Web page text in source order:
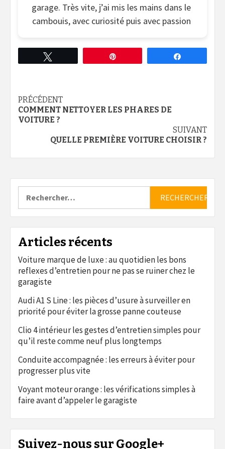
garage. Très vite, j’ai mis les mains dans le
cambouis, avec curiosité puis avec passion
Continue
Reading
PRÉCÉDENT
COMMENT NETTOYER LES PHARES DE
VOITURE ?
SUIVANT
QUELLE PREMIÈRE VOITURE CHOISIR ?
Articles récents
Voiture marque de luxe : au quotidien les bons
reflexes d’entretien pour ne pas se ruiner chez le
garagiste
Audi A1 S Line : les pièces d’usure à surveiller en
priorité pour éviter la grosse panne couteuse
Clio 4 intérieur les gestes d’entretien simples pour
qu’il reste comme neuf plus longtemps
Conduite accompagnée : les erreurs à éviter pour
progresser plus vite
Voyant moteur orange : les vérifications simples à
faire avant d’appeler le garagiste
Suivez-nous sur Google+